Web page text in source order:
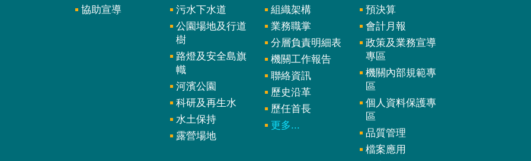
協助宣導
污水下水道
公園場地及行道
樹
路燈及安全島旗
幟
河濱公園
科研及再生水
水土保持
露營場地
組織架構
業務職掌
分層負責明細表
機關工作報告
聯絡資訊
歷史沿革
歷任首長
更多...
預決算
會計月報
政策及業務宣導
專區
機關內部規範專
區
個人資料保護專
區
品質管理
檔案應用